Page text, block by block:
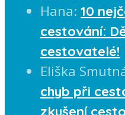
Hana: 10
cestování:
cestovatelé!
Eliška
chyb při
zkušení